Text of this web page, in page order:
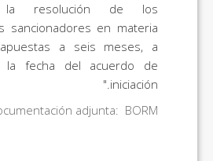
resolución de los
sancionadores en materia
a seis meses, a
la fecha del acuerdo de
iniciación."
adjunta: BORM